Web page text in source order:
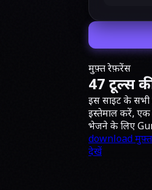
मुफ़्त रेफ़रेंस
47 टूल्स
इस साइट के
इस्तेमाल करें, एक
भेजने के लिए
downloadमुफ़्त
देखें